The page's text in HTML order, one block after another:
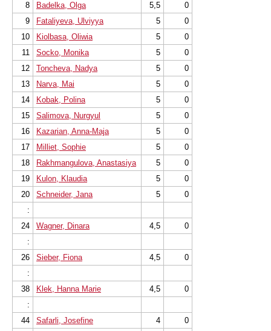
8
Badelka, Olga 5,5
0
9
Fataliyeva, Ulviyya 5
0
10
Kiolbasa, Oliwia 5
0
11
Socko, Monika 5
0
12
Toncheva, Nadya 5
0
13
Narva, Mai 5
0
14
Kobak, Polina 5
0
15
Salimova, Nurgyul 5
0
16
Kazarian, Anna-Maja 5
0
17
Milliet, Sophie 5
0
18
Rakhmangulova, Anastasiya 5
0
19
Kulon, Klaudia 5
0
20
Schneider, Jana 5
0
:
24
Wagner, Dinara 4,5
0
:
26
Sieber, Fiona 4,5
0
:
38
Klek, Hanna Marie 4,5
0
:
44
Safarli, Josefine 4
0